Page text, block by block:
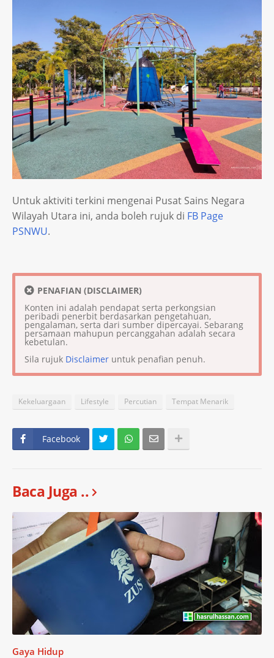
Untuk aktiviti terkini mengenai Pusat Sains Negara
Wilayah Utara ini, anda boleh rujuk di FB Page
PSNWU.
PENAFIAN (DISCLAIMER)
Konten ini adalah pendapat serta perkongsian
peribadi penerbit berdasarkan pengetahuan,
pengalaman, serta dari sumber dipercayai. Sebarang
persamaan mahupun percanggahan adalah secara
kebetulan.
Sila rujuk Disclaimer untuk penafian penuh.
Kekeluargaan Lifestyle Percutian Tempat Menarik
Facebook
Baca Juga ..
Gaya Hidup